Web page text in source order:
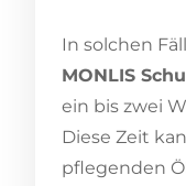
In solchen
MONLIS
ein bis zwei
Diese Zeit
pflegenden